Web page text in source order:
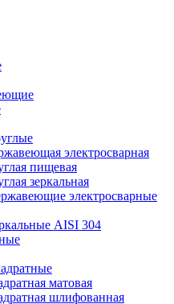
электросварная
пищевая
зеркальная
электросварные
AISI 304
матовая
шлифованная